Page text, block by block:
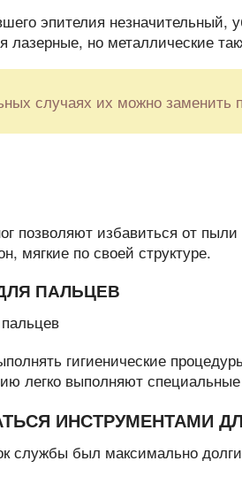
эпителия
но металлические
случаях их можно заменить
позволяют избавиться от
мягкие по своей структуре.
ПАЛЬЦЕВ
гигиенические
легко выполняют
ИНСТРУМЕНТАМИ
службы был максимально